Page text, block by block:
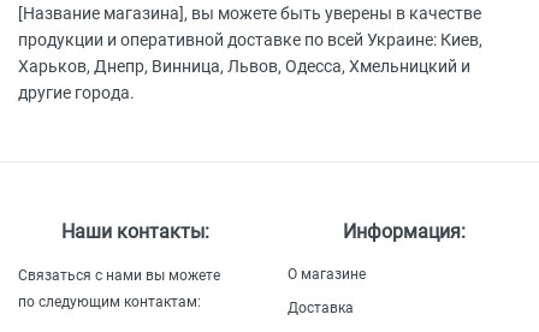
[Название магазина], вы можете быть уверены в качестве
продукции и оперативной доставке по всей Украине: Киев,
Харьков, Днепр, Винница, Львов, Одесса, Хмельницкий и
другие города.
Наши контакты:
Связаться с нами вы можете
по следующим контактам:
Информация:
О магазине
Доставка